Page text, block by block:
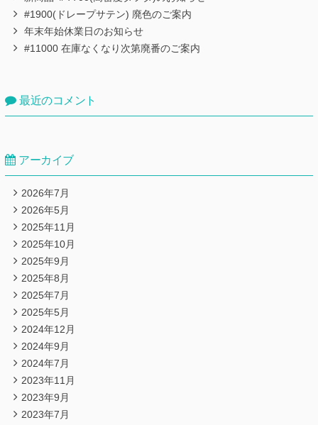
#1900(ドレープサテン) 廃色のご案内
年末年始休業日のお知らせ
#11000 在庫なくなり次第廃番のご案内
最近のコメント
アーカイブ
2026年7月
2026年5月
2025年11月
2025年10月
2025年9月
2025年8月
2025年7月
2025年5月
2024年12月
2024年9月
2024年7月
2023年11月
2023年9月
2023年7月